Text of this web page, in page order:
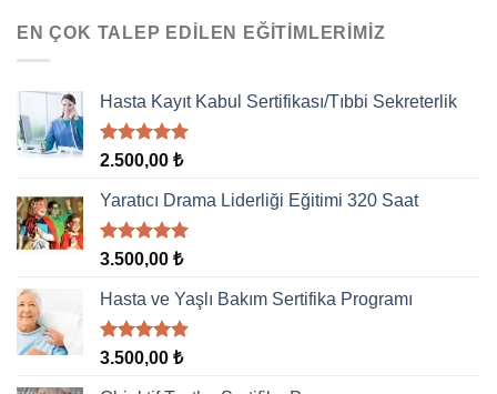
EN ÇOK TALEP EDILEN EĞITIMLERIMIZ
Hasta Kayıt Kabul Sertifikası/Tıbbi Sekreterlik
5 üzerinden
aldı
2.500,00 ₺
Yaratıcı Drama Liderliği Eğitimi 320 Saat
5 üzerinden
aldı
3.500,00 ₺
Hasta ve Yaşlı Bakım Sertifika Programı
5 üzerinden
aldı
3.500,00 ₺